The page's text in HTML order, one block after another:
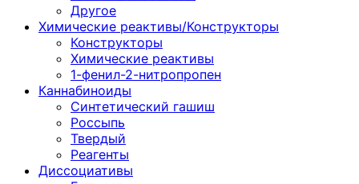
Другое
Химические реактивы/Конструкторы
Конструкторы
Химические реактивы
1-фенил-2-нитропропен
Каннабиноиды
Синтетический гашиш
Россыпь
Твердый
Реагенты
Диссоциативы